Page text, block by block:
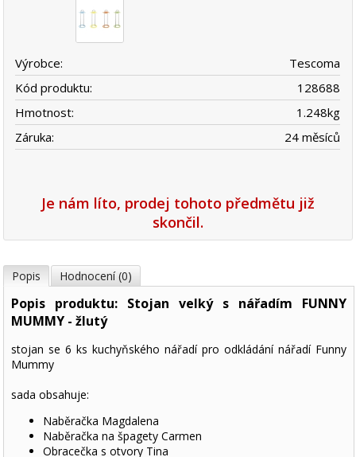
Výrobce:
Tescoma
Kód produktu:
128688
Hmotnost:
1.248kg
Záruka:
24 měsíců
Je nám líto, prodej tohoto předmětu již
skončil.
Popis Hodnocení (0)
Popis produktu: Stojan velký s nářadím FUNNY
MUMMY - žlutý
stojan se 6 ks kuchyňského nářadí pro odkládání nářadí Funny
Mummy
sada obsahuje:
Naběračka Magdalena
Naběračka na špagety Carmen
Obracečka s otvory Tina